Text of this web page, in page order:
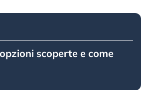
scoperte e come